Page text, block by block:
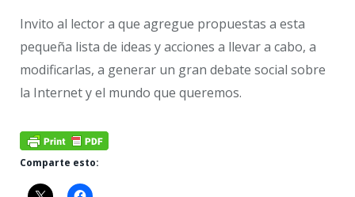
Invito al lector a que agregue propuestas a esta
pequeña lista de ideas y acciones a llevar a cabo, a
modificarlas, a generar un gran debate social sobre
la Internet y el mundo que queremos.
Comparte esto: